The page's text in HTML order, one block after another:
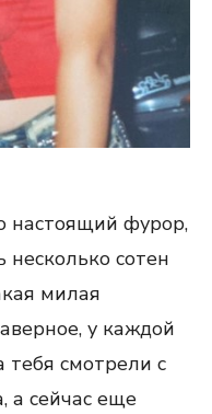
настоящий фурор,
сотен
милая
у каждой
тебя смотрели с
а сейчас еще